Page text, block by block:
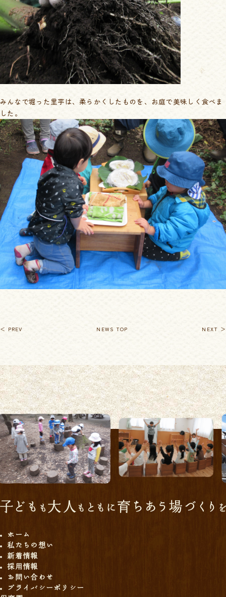
みんなで堀った里芋は、柔らかくしたものを、お庭で美味しく食べま
した。
＜ PREV NEWS TOP NEXT ＞
ホーム
私たちの想い
新着情報
採用情報
お問い合わせ
プライバシーポリシー